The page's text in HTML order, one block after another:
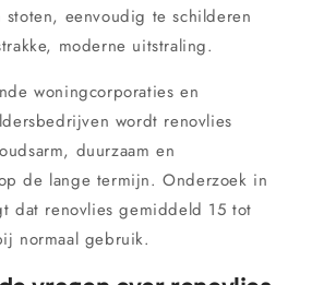
stoten, eenvoudig te schilderen
moderne uitstraling.
woningcorporaties en
wordt renovlies
duurzaam en
de lange termijn. Onderzoek in
dat renovlies gemiddeld 15 tot
normaal gebruik.